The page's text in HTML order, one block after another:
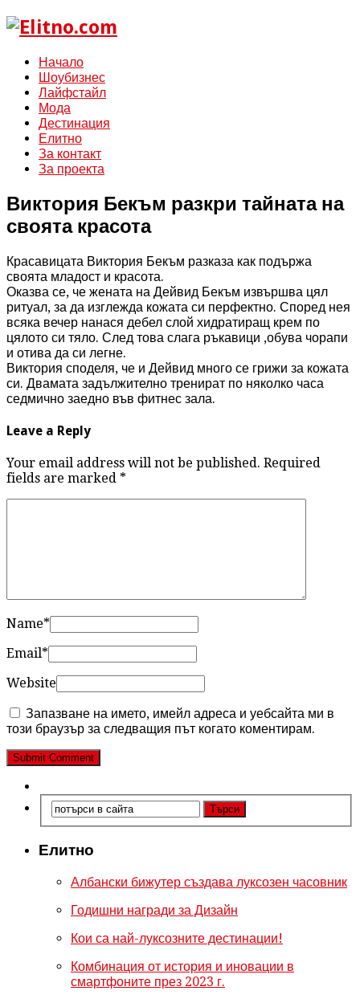
Начало
Шоубизнес
Лайфстайл
Мода
Дестинация
Елитно
За контакт
За проекта
Виктория Бекъм разкри тайната на
своята красота
Красавицата Виктория Бекъм разказа как подържа
своята младост и красота.
Оказва се, че жената на Дейвид Бекъм извършва цял
ритуал, за да изглежда кожата си перфектно. Според нея
всяка вечер нанася дебел слой хидратиращ крем по
цялото си тяло. След това слага ръкавици ,обува чорапи
и отива да си легне.
Виктория споделя, че и Дейвид много се грижи за кожата
си. Двамата задължително тренират по няколко часа
седмично заедно във фитнес зала.
Leave a Reply
Your email address will not be published. Required
fields are marked *
Name*
Email*
Website
Запазване на името, имейл адреса и уебсайта ми в
този браузър за следващия път когато коментирам.
Елитно
Албански бижутер създава луксозен часовник
Годишни награди за Дизайн
Кои са най-луксозните дестинации!
Комбинация от история и иновации в
смартфоните през 2023 г.